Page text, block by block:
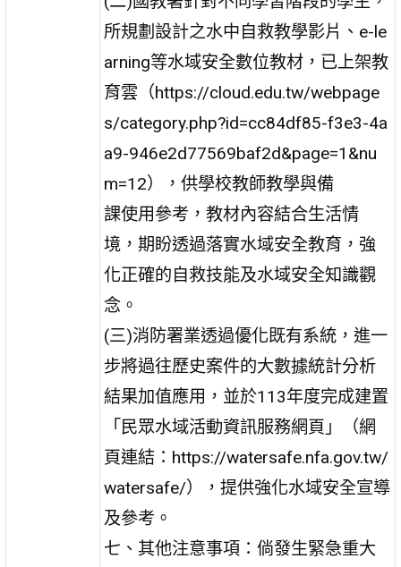
所規劃設計之水中自救教學影片、e-le
arning等水域安全數位教材，已上架教
育雲（https://cloud.edu.tw/webpage
s/category.php?id=cc84df85-f3e3-4a
a9-946e2d77569baf2d&page=1&nu
m=12），供學校教師教學與備
課使用參考，教材內容結合生活情
境，期盼透過落實水域安全教育，強
化正確的自救技能及水域安全知識觀
念。
(三)消防署業透過優化既有系統，進一
步將過往歷史案件的大數據統計分析
結果加值應用，並於113年度完成建置
「民眾水域活動資訊服務網頁」（網
頁連結：https://watersafe.nfa.gov.tw/
watersafe/），提供強化水域安全宣導
及參考。
七、其他注意事項：倘發生緊急重大